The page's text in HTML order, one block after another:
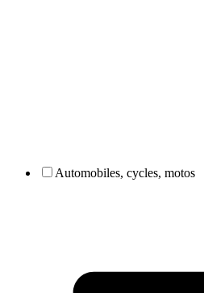
Automobiles, cycles, motos